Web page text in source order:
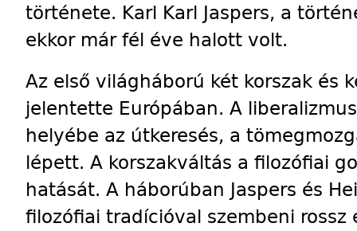
története. Karl Karl Jaspers, a
ekkor már fél éve halott volt.
Az első világháború két korszak és
jelentette Európában. A
helyébe az útkeresés, a
lépett. A korszakváltás a filozófiai
hatását. A háborúban Jaspers és
filozófiai tradícióval szembeni rossz